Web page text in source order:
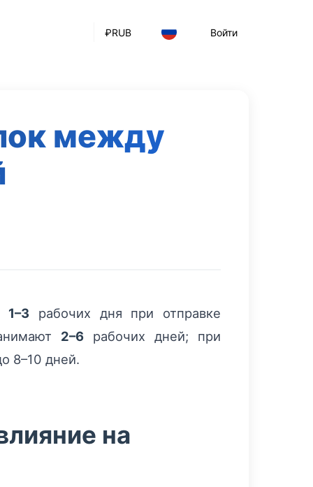
₽RUB Войти
между
1–3 рабочих дня при отправке
2–6 рабочих дней; при
8–10 дней.
на